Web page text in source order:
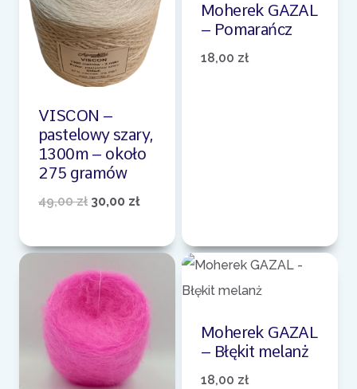
VISCON –
pastelowy szary,
1300m – około
275 gramów
49,00zł Pierwotna
wynosiła:
49,00 zł.
30,00 złAktualna
wynosi:
Moherek GAZAL
– Pomarańcz
18,00 zł
Moherek GAZAL
– Błękit melanż
18,00 zł